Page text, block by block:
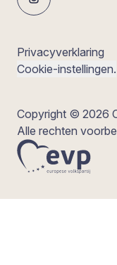
Privacyverklaring
Cookie-instellingen.
Copyright © 2026
Alle rechten